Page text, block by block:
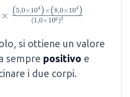
11} \times
× (1,0×106)2
(5,0×104) × (8,0×104)
si ottiene un valore
sempre positivo e
i due corpi.